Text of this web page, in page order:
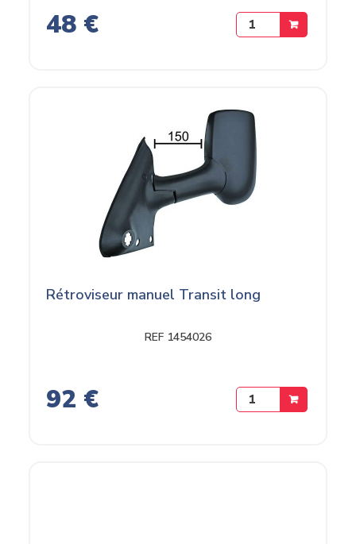
48 €
Rétroviseur manuel Transit long
REF 1454026
92 €